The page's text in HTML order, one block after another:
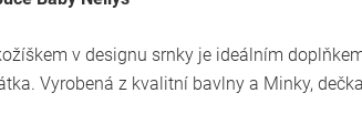
v designu srnky je ideálním
Vyrobená z kvalitní bavlny a Minky,